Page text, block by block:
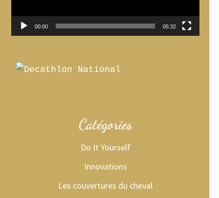
00:00 05:32
Catégories
Do It Yourself
Innovations
Les couvertures du cheval